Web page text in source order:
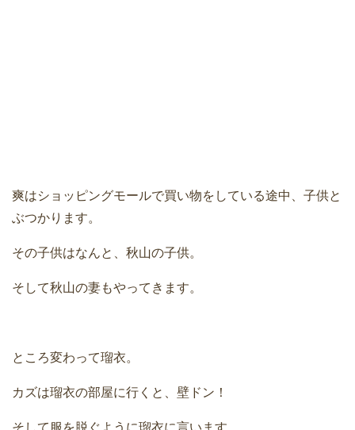
爽はショッピングモールで買い物をしている途中、子供と
ぶつかります。
その子供はなんと、秋山の子供。
そして秋山の妻もやってきます。
ところ変わって瑠衣。
カズは瑠衣の部屋に行くと、壁ドン！
そして服を脱ぐように瑠衣に言います。